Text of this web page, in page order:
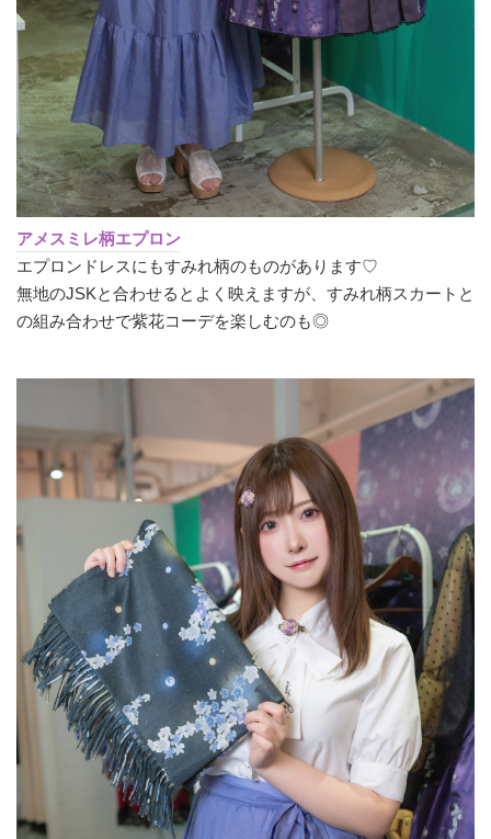
アメスミレ柄エプロン
エプロンドレスにもすみれ柄のものがあります♡
無地のJSKと合わせるとよく映えますが、すみれ柄スカートと
の組み合わせで紫花コーデを楽しむのも◎